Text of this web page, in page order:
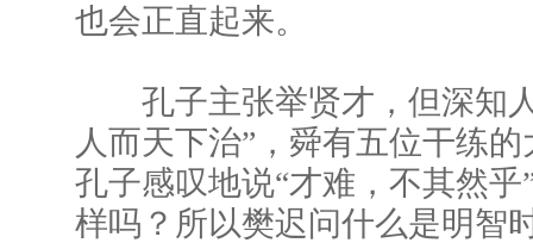
也会正直起来。
孔子主张举贤才，但深知人
人而天下治”，舜有五位干练
孔子感叹地说“才难，不其然
样吗？所以樊迟问什么是明智